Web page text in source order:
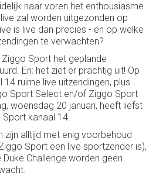
naar voren het enthousiasme
zal worden uitgezonden op
is live dan precies - en op welke
te verwachten?
Sport het geplande
En: het ziet er prachtig uit! Op
ruime live uitzendingen, plus
Sport Select en/of Ziggo Sport
woensdag 20 januari, heeft liefst
Sport kanaal 14.
zijn alltijd met enig voorbehoud
Sport een live sportzender is),
Challenge worden geen